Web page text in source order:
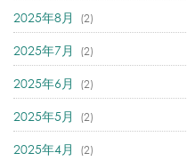
2025年8月 (2)
2025年7月 (2)
2025年6月 (2)
2025年5月 (2)
2025年4月 (2)